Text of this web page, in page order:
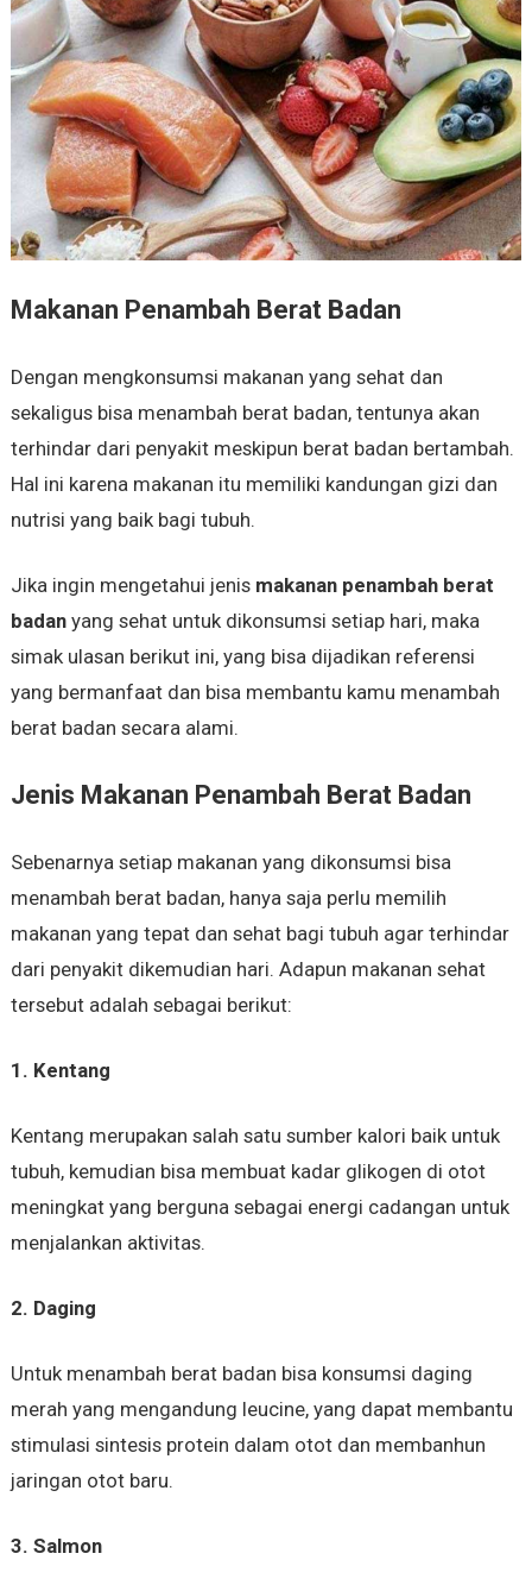
Makanan Penambah Berat Badan
Dengan mengkonsumsi makanan yang sehat dan
sekaligus bisa menambah berat badan, tentunya akan
terhindar dari penyakit meskipun berat badan bertambah.
Hal ini karena makanan itu memiliki kandungan gizi dan
nutrisi yang baik bagi tubuh.
Jika ingin mengetahui jenis makanan penambah berat
badanyang sehat untuk dikonsumsi setiap hari, maka
simak ulasan berikut ini, yang bisa dijadikan referensi
yang bermanfaat dan bisa membantu kamu menambah
berat badan secara alami.
Jenis Makanan Penambah Berat Badan
Sebenarnya setiap makanan yang dikonsumsi bisa
menambah berat badan, hanya saja perlu memilih
makanan yang tepat dan sehat bagi tubuh agar terhindar
dari penyakit dikemudian hari. Adapun makanan sehat
tersebut adalah sebagai berikut:
1. Kentang
Kentang merupakan salah satu sumber kalori baik untuk
tubuh, kemudian bisa membuat kadar glikogen di otot
meningkat yang berguna sebagai energi cadangan untuk
menjalankan aktivitas.
2. Daging
Untuk menambah berat badan bisa konsumsi daging
merah yang mengandung leucine, yang dapat membantu
stimulasi sintesis protein dalam otot dan membanhun
jaringan otot baru.
3. Salmon